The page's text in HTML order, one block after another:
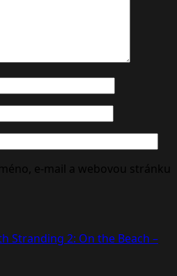
e-mail a webovou stránku
Stranding 2: On the Beach –